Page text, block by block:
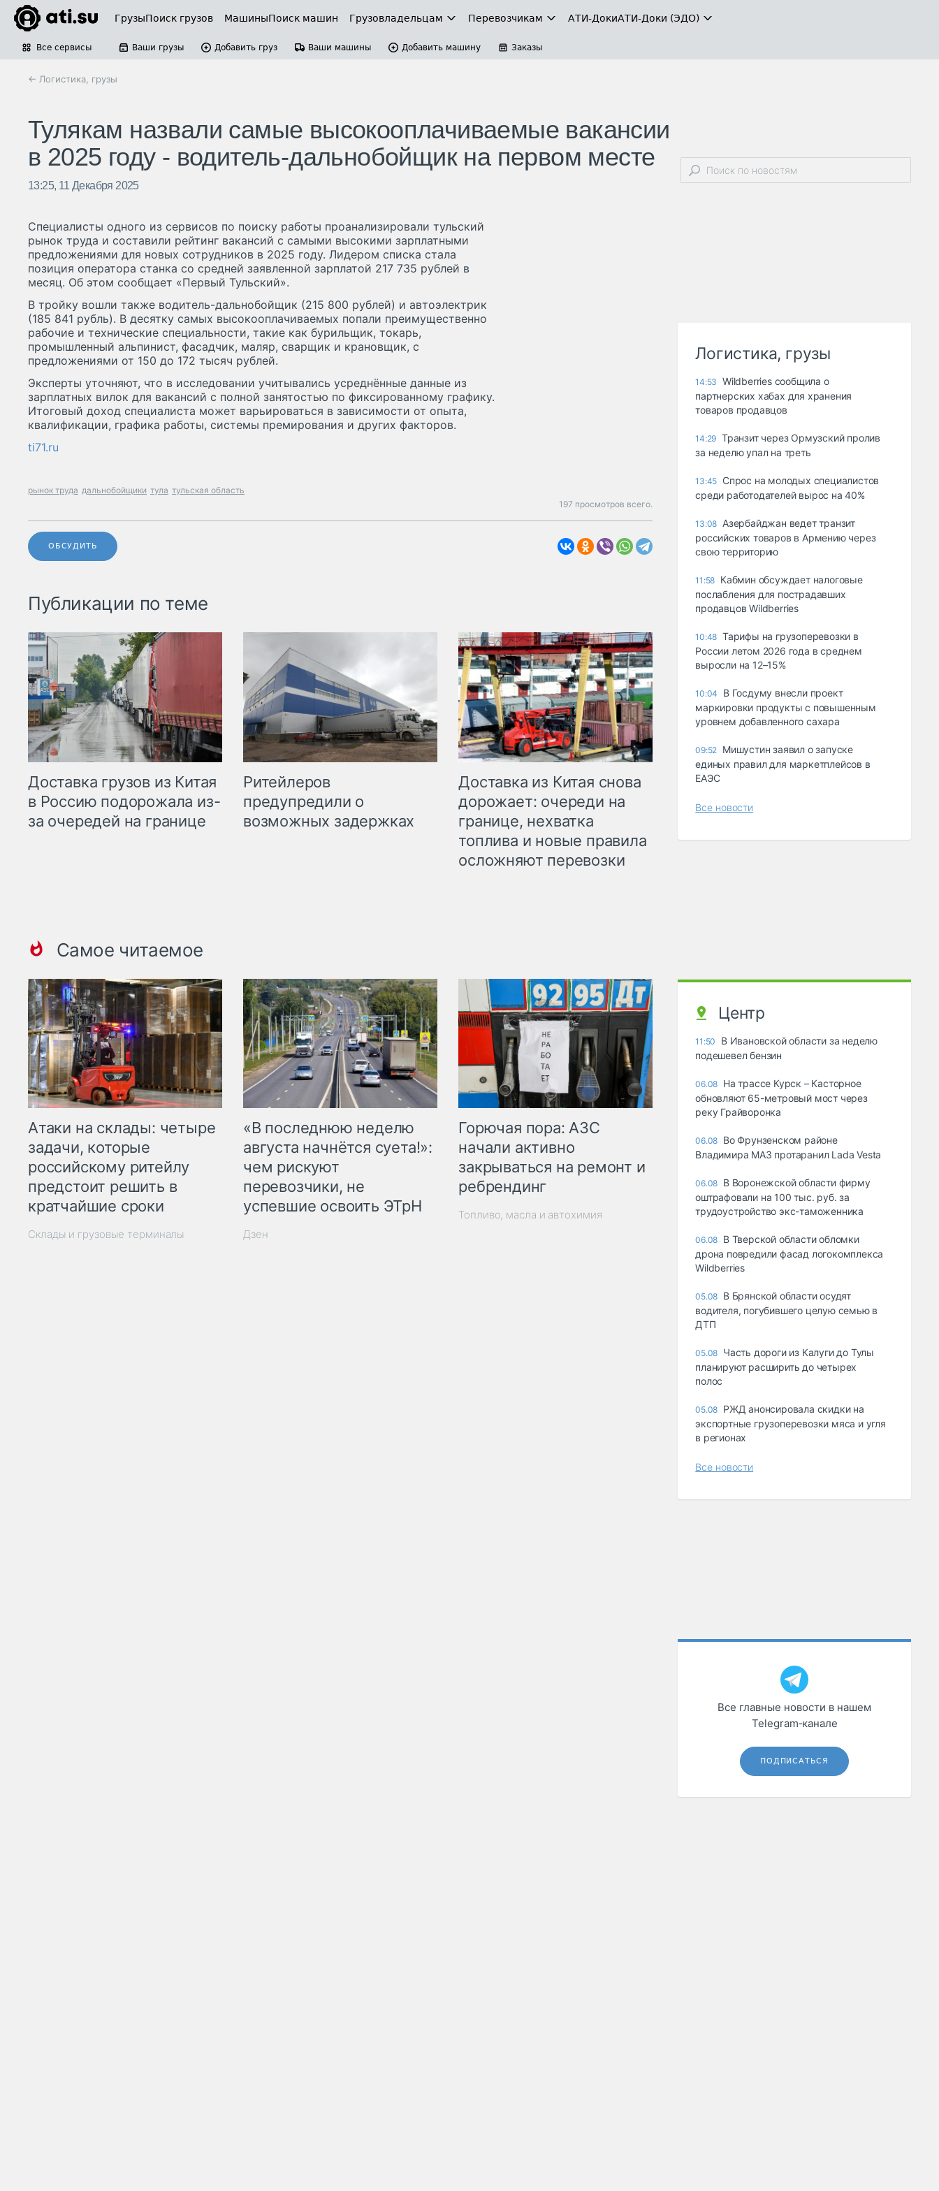
ГрузыПоиск грузов МашиныПоиск машин Грузовладельцам Перевозчикам АТИ-ДокиАТИ-Доки (ЭДО)
Все сервисы Ваши грузы Добавить груз Ваши машины Добавить машину Заказы
← Логистика, грузы
Тулякам назвали самые высокооплачиваемые вакансии
в 2025 году - водитель-дальнобойщик на первом месте
13:25, 11 Декабря 2025
Специалисты одного из сервисов по поиску работы проанализировали тульский
рынок труда и составили рейтинг вакансий с самыми высокими зарплатными
предложениями для новых сотрудников в 2025 году. Лидером списка стала
позиция оператора станка со средней заявленной зарплатой 217 735 рублей в
месяц. Об этом сообщает «Первый Тульский».
В тройку вошли также водитель-дальнобойщик (215 800 рублей) и автоэлектрик
(185 841 рубль). В десятку самых высокооплачиваемых попали преимущественно
рабочие и технические специальности, такие как бурильщик, токарь,
промышленный альпинист, фасадчик, маляр, сварщик и крановщик, с
предложениями от 150 до 172 тысяч рублей.
Эксперты уточняют, что в исследовании учитывались усреднённые данные из
зарплатных вилок для вакансий с полной занятостью по фиксированному графику.
Итоговый доход специалиста может варьироваться в зависимости от опыта,
квалификации, графика работы, системы премирования и других факторов.
ti71.ru
рынок труда дальнобойщики тула тульская область
197 просмотров всего.
ОБСУДИТЬ
Публикации по теме
Доставка грузов из Китая
в Россию подорожала из-
за очередей на границе
Ритейлеров
предупредили о
возможных задержках
Доставка из Китая снова
дорожает: очереди на
границе, нехватка
топлива и новые правила
осложняют перевозки
Самое читаемое
Атаки на склады: четыре
задачи, которые
российскому ритейлу
предстоит решить в
кратчайшие сроки
Склады и грузовые терминалы
«В последнюю неделю
августа начнётся суета!»:
чем рискуют
перевозчики, не
успевшие освоить ЭТрН
Дзен
Горючая пора: АЗС
начали активно
закрываться на ремонт и
ребрендинг
Топливо, масла и автохимия
Логистика, грузы
14:53
Wildberries сообщила о
партнерских хабах для хранения
товаров продавцов
14:29 Транзит через Ормузский пролив
за неделю упал на треть
13:45 Спрос на молодых специалистов
среди работодателей вырос на 40%
13:08 Азербайджан ведет транзит
российских товаров в Армению через
свою территорию
11:58 Кабмин обсуждает налоговые
послабления для пострадавших
продавцов Wildberries
10:48 Тарифы на грузоперевозки в
России летом 2026 года в среднем
выросли на 12–15%
10:04
В Госдуму внесли проект
маркировки продукты с повышенным
уровнем добавленного сахара
09:52 Мишустин заявил о запуске
единых правил для маркетплейсов в
ЕАЭС
Все новости
Центр
11:50
В Ивановской области за неделю
подешевел бензин
06.08 На трассе Курск – Касторное
обновляют 65-метровый мост через
реку Грайворонка
06.08 Во Фрунзенском районе
Владимира МАЗ протаранил Lada Vesta
06.08 В Воронежской области фирму
оштрафовали на 100 тыс. руб. за
трудоустройство экс-таможенника
06.08 В Тверской области обломки
дрона повредили фасад логокомплекса
Wildberries
05.08 В Брянской области осудят
водителя, погубившего целую семью в
ДТП
05.08 Часть дороги из Калуги до Тулы
планируют расширить до четырех
полос
05.08 РЖД анонсировала скидки на
экспортные грузоперевозки мяса и угля
в регионах
Все новости
Все главные новости в нашем
Telegram‑канале
ПОДПИСАТЬСЯ